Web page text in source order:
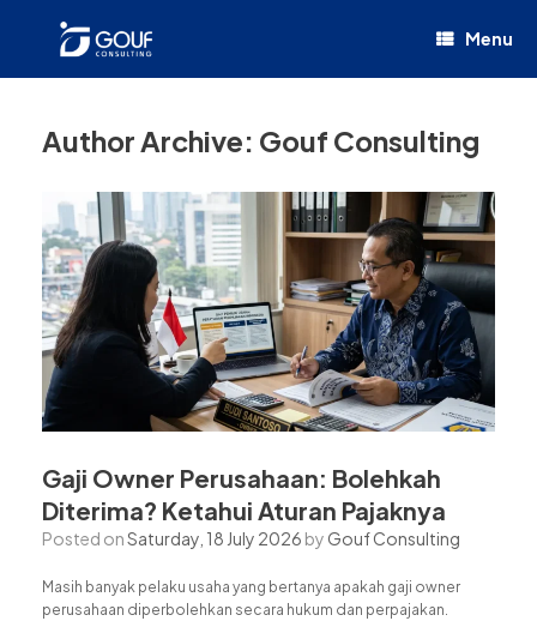
Menu
Author Archive: Gouf Consulting
Gaji Owner Perusahaan: Bolehkah
Diterima? Ketahui Aturan Pajaknya
Posted onSaturday, 18 July 2026 by Gouf Consulting
Masih banyak pelaku usaha yang bertanya apakah gaji owner
perusahaan diperbolehkan secara hukum dan perpajakan.